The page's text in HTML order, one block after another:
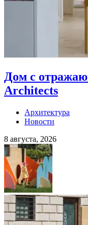
Дом с
Architects
Архитектура
Новости
8 августа, 2026